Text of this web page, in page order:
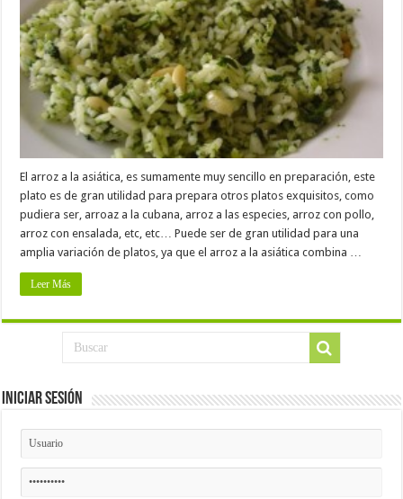
El arroz a la asiática, es sumamente muy sencillo en preparación, este
plato es de gran utilidad para prepara otros platos exquisitos, como
pudiera ser, arroaz a la cubana, arroz a las especies, arroz con pollo,
arroz con ensalada, etc, etc… Puede ser de gran utilidad para una
amplia variación de platos, ya que el arroz a la asiática combina …
Leer Más
Iniciar Sesión